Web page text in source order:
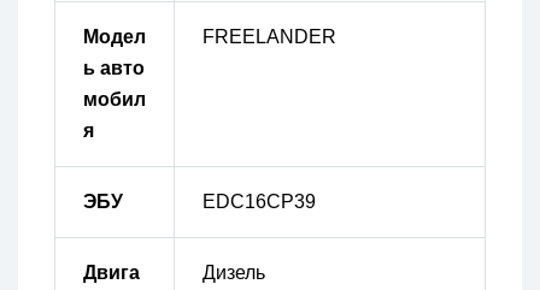
Модел
ь авто
мобил
я
FREELANDER
ЭБУ EDC16CP39
Двига
Дизель